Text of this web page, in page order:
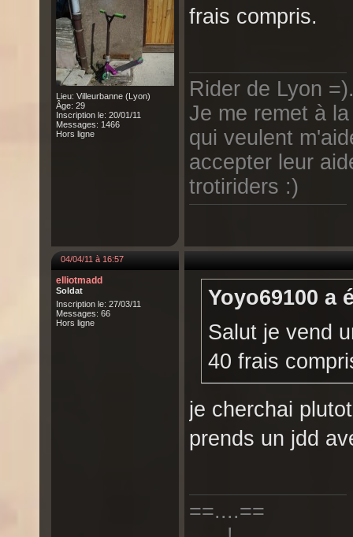
Lieu: Villeurbanne (Lyon)
Âge: 29
Inscription le: 20/01/11
Messages: 1466
Hors ligne
frais compris.
Rider de Lyon
Je me remet à
qui veulent
accepter leur
trotiriders :)
04/04/11 à 16:57
elliotmadd
Soldat
Inscription le: 27/03/11
Messages: 66
Hors ligne
Yoyo69100 a
Salut je vend
40 frais
je cherchai
prends un jdd
==....==